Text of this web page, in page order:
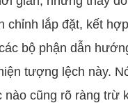
chỉnh lắp đặt, kết
bộ phận dẫn
tượng lệch này.
nào cũng rõ ràng trừ